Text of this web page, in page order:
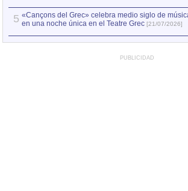
5 «Cançons del Grec» celebra medio siglo de
en una noche única en el Teatre Grec [21/07/2026]
PUBLICIDAD